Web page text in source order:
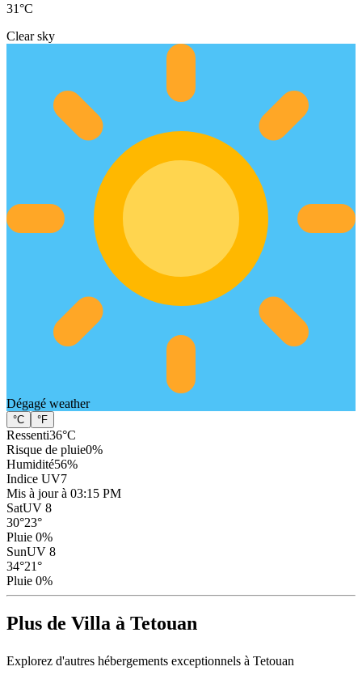
31°C
Clear sky
Dégagé weather
°C °F
Ressenti36°C
Risque de pluie0%
Humidité56%
Indice UV7
Mis à jour à 03:15 PM
SatUV 8
30°23°
Pluie 0%
SunUV 8
34°21°
Pluie 0%
Plus de Villa à Tetouan
Explorez d'autres hébergements exceptionnels à Tetouan